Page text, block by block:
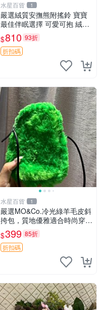
水星百貨 1
嚴選絨質安撫熊附搖鈴 寶寶
最佳伴眠選擇 可愛可抱 絨毛
玩具 安撫熊 嬰兒用
$810 93折
折扣碼
水星百貨 1
嚴選MO&Co.冷光綠羊毛皮斜
挎包，質地優雅適合時尚穿搭
冷光綠 皮包 斜挎包
$399 85折
折扣碼